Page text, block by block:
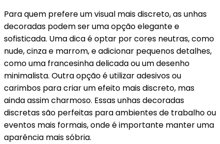
Para quem prefere um visual mais discreto, as unhas
decoradas podem ser uma opção elegante e
sofisticada. Uma dica é optar por cores neutras, como
nude, cinza e marrom, e adicionar pequenos detalhes,
como uma francesinha delicada ou um desenho
minimalista. Outra opção é utilizar adesivos ou
carimbos para criar um efeito mais discreto, mas
ainda assim charmoso. Essas unhas decoradas
discretas são perfeitas para ambientes de trabalho ou
eventos mais formais, onde é importante manter uma
aparência mais sóbria.